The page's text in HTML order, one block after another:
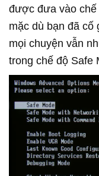
được đưa vào chế
mặc dù bạn đã cố
mọi chuyện vẫn
trong chế độ Safe